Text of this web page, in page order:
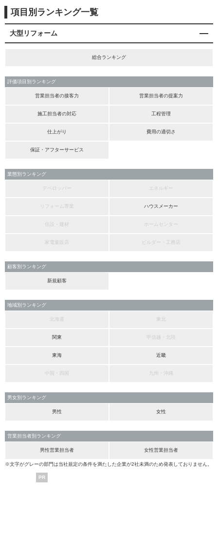
項目別ランキング一覧
大型リフォーム
総合ランキング
評価項目別ランキング
営業担当者の接客力 営業担当者の提案力
施工担当者の対応 工程管理
仕上がり 費用の適切さ
保証・アフターサービス
業態別ランキング
デベロッパー エネルギー
リフォーム専業 ハウスメーカー
住設・建材 ホームセンター
家電量販店 ビルダー・工務店
顧客別ランキング
新規顧客
地域別ランキング
北海道 東北
関東 甲信越・北陸
東海 近畿
中国・四国 九州・沖縄
男女別ランキング
男性 女性
営業担当者別ランキング
男性営業担当者 女性営業担当者
※文字がグレーの部門は当社規定の条件を満たした企業が2社未満のため発表しておりません。
PR